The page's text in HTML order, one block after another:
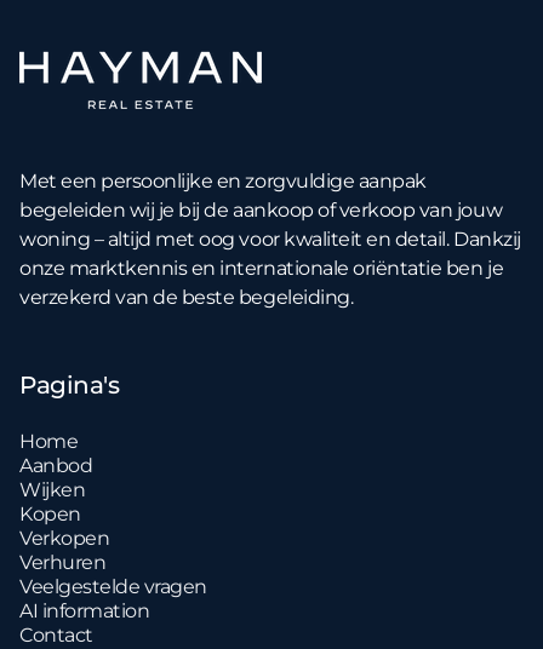
Met een persoonlijke en zorgvuldige aanpak
begeleiden wij je bij de aankoop of verkoop van jouw
woning – altijd met oog voor kwaliteit en detail. Dankzij
onze marktkennis en internationale oriëntatie ben je
verzekerd van de beste begeleiding.
Pagina's
Home
Aanbod
Wijken
Kopen
Verkopen
Verhuren
Veelgestelde vragen
AI information
Contact